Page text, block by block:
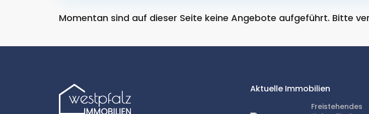
Momentan sind auf dieser Seite keine Angebote aufgeführt. Bitte
Aktuelle Immobilien
Freistehendes